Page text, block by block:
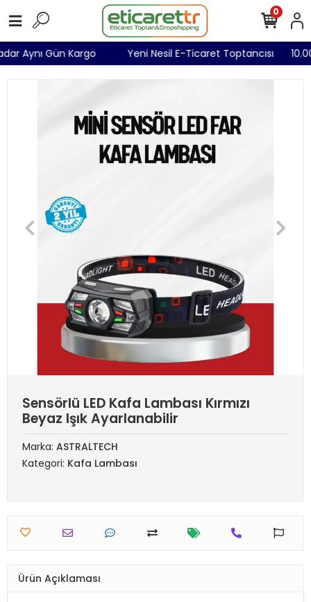
Aynı Gün Kargo Yeni Nesil E-Ticaret Toptancısı
0
Sensörlü LED Kafa Lambası Kırmızı
Beyaz Işık Ayarlanabilir
Marka: ASTRALTECH
Kategori: Kafa Lambası
Ürün Açıklaması